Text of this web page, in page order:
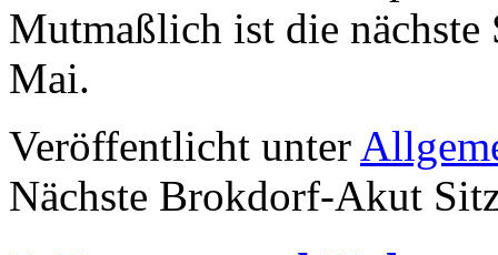
Mutmaßlich ist die nächste
Mai.
Veröffentlicht unter
Nächste Brokdorf-Akut